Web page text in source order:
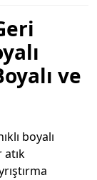
ve
boyalı
atık